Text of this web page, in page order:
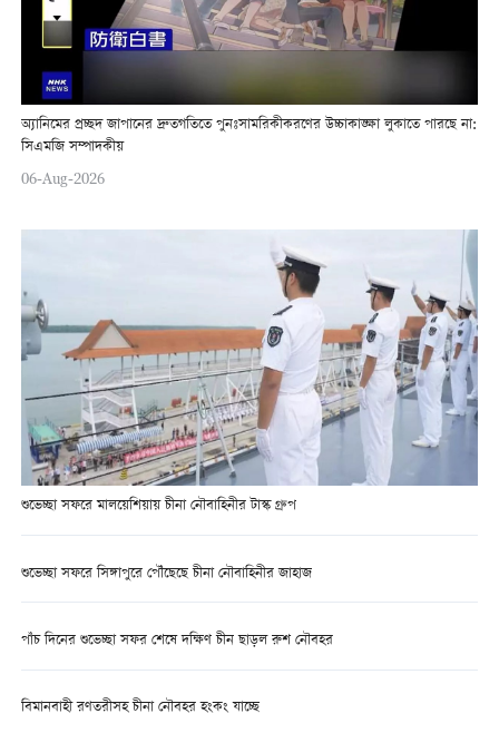
অ্যানিমের প্রচ্ছদ জাপানের দ্রুতগতিতে পুনঃসামরিকীকরণের উচ্চাকাঙ্ক্ষা লুকাতে পারছে না:
সিএমজি সম্পাদকীয়
06-Aug-2026
শুভেচ্ছা সফরে মালয়েশিয়ায় চীনা নৌবাহিনীর টাস্ক গ্রুপ
শুভেচ্ছা সফরে সিঙ্গাপুরে পৌঁছেছে চীনা নৌবাহিনীর জাহাজ
পাঁচ দিনের শুভেচ্ছা সফর শেষে দক্ষিণ চীন ছাড়ল রুশ নৌবহর
বিমানবাহী রণতরীসহ চীনা নৌবহর হংকং যাচ্ছে